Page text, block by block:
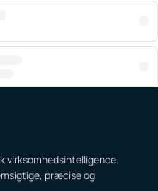
virksomhedsintelligence.
præcise og